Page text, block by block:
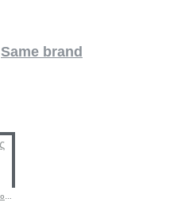
Same brand
Boho μαρτυρικά βάπτισης βραχιόλια «Λιοντάρι / ΣΑΦΑΡΙ / Ζωάκια”